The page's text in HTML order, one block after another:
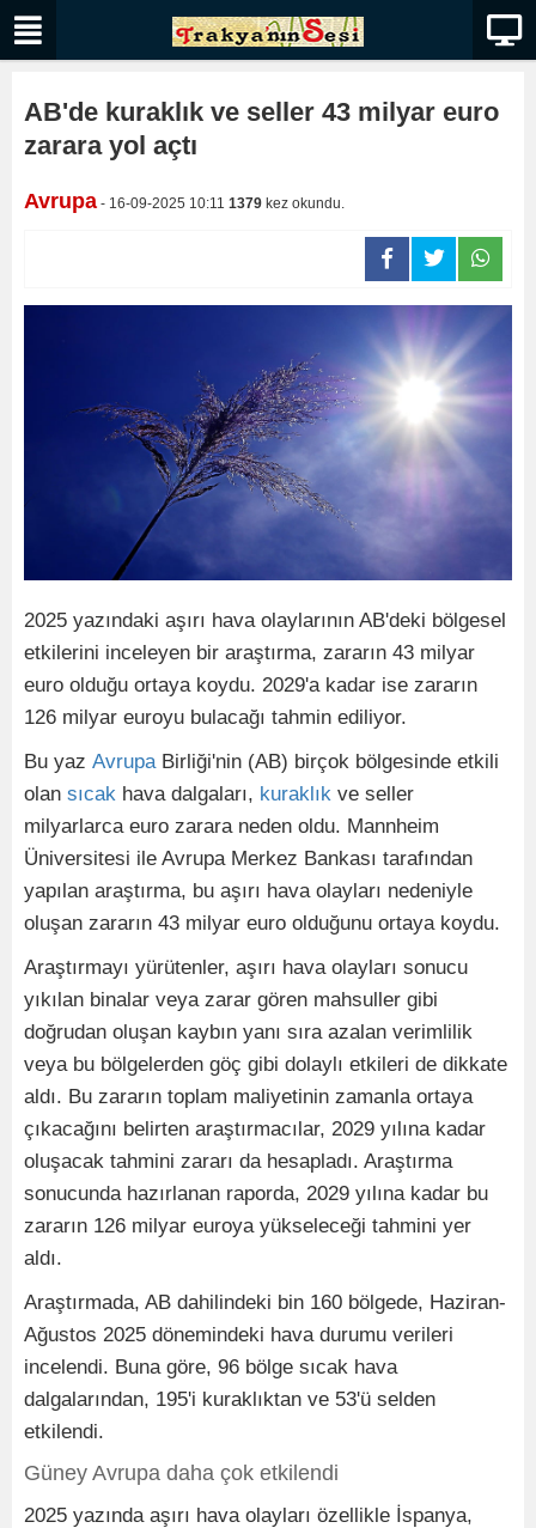
AB'de kuraklık ve seller 43 milyar euro
zarara yol açtı
Avrupa - 16-09-2025 10:11 1379 kez okundu.
2025 yazındaki aşırı hava olaylarının AB'deki bölgesel
etkilerini inceleyen bir araştırma, zararın 43 milyar
euro olduğu ortaya koydu. 2029'a kadar ise zararın
126 milyar euroyu bulacağı tahmin ediliyor.
Bu yaz Avrupa Birliği'nin (AB) birçok bölgesinde etkili
olan sıcak hava dalgaları, kuraklık ve seller
milyarlarca euro zarara neden oldu. Mannheim
Üniversitesi ile Avrupa Merkez Bankası tarafından
yapılan araştırma, bu aşırı hava olayları nedeniyle
oluşan zararın 43 milyar euro olduğunu ortaya koydu.
Araştırmayı yürütenler, aşırı hava olayları sonucu
yıkılan binalar veya zarar gören mahsuller gibi
doğrudan oluşan kaybın yanı sıra azalan verimlilik
veya bu bölgelerden göç gibi dolaylı etkileri de dikkate
aldı. Bu zararın toplam maliyetinin zamanla ortaya
çıkacağını belirten araştırmacılar, 2029 yılına kadar
oluşacak tahmini zararı da hesapladı. Araştırma
sonucunda hazırlanan raporda, 2029 yılına kadar bu
zararın 126 milyar euroya yükseleceği tahmini yer
aldı.
Araştırmada, AB dahilindeki bin 160 bölgede, Haziran-
Ağustos 2025 dönemindeki hava durumu verileri
incelendi. Buna göre, 96 bölge sıcak hava
dalgalarından, 195'i kuraklıktan ve 53'ü selden
etkilendi.
Güney Avrupa daha çok etkilendi
2025 yazında aşırı hava olayları özellikle İspanya,